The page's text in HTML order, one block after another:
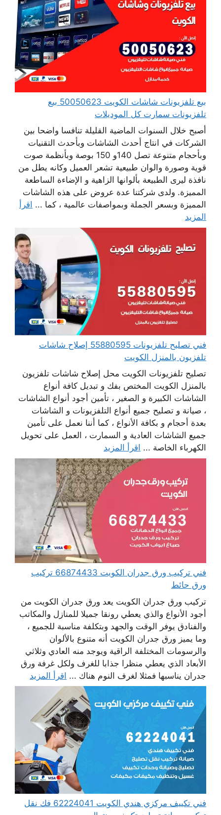
بيع تلفزيونات شاشات الكويت 50050623 بيع
تلفزيونات سمارت كل الموديلات
أصبح خلال السنوات الماضية القليلة تنافسا واضحا بين
الشركات في انتاج أحدث الشاشات وبأحدث التقنيات
وبأحجام متنوعة تصل 140و 150 بوصة وبأنظمة صوت
قوية وصورة والوان طبيعية تشعر العميل وكانه يطل من
نافذة ليرى الطبيعة بألوانها الزاهية و الإضاءة الساطعة
المميزة. ولدى شركتنا عدة عروض على هذه الشاشات
المميزة وبسعر الجملة وبمواصفات عالمية ، كما ... اقرأ
المزيد
فني تصليح تلفزيونات 55880595 إصلاح شاشات
تلفزيون بالمنزل الكويت
تصليح تلفزيونات الكويت محل إصلاح شاشات تلفزيون
بالمنزل الكويت المختص بفك و تبديل كافة أنواع
الشاشات الكبيرة و الصغير ، تأمين أجود أنواع الشاشات
، صيانة و تصليح جميع أنواع التلفزيونات و الشاشات
بعدة أحجام و بكافة الأنواع ، كما أننا نعمل على تأمين
جميع الشاشات العادية و السمارت ، العمل على تحويل
الكهرباء الخاصة ... اقرأ المزيد
فني تركيب ورق جدران الكويت 66874433 تركيب
ورق حائط
تركيب ورق جدران الكويت يعد ورق جدران الكويت من
أجود الأنواع والذي يعطي رونقا جميلا للمنازل والمكاتب
والفنادق يوفر الوقت والجهد وبتكلفة مناسبة للجميع ،
وما يميز ورق جدران الكويت أنه متنوع بالألوان
والرسومات المختلفة الراقية ويوجد منه العادي وثلاثي
الأبعاد الذي يعطي منظرا جذابا للغرف ولكل غرفة ورق
جدران يناسبها فمثلا لغرف النوم هناك ... اقرأ المزيد
فني تكييف مركزي هندي الكويت 62224041 فك نقل